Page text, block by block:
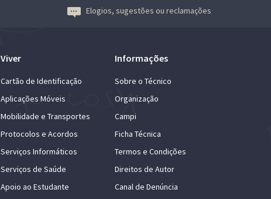
Elogios, sugestões ou reclamações
Viver
Cartão de Identificação
Aplicações Móveis
Mobilidade e Transportes
Protocolos e Acordos
Serviços Informáticos
Serviços de Saúde
Apoio ao Estudante
Informações
Sobre o Técnico
Organização
Campi
Ficha Técnica
Termos e Condições
Direitos de Autor
Canal de Denúncia